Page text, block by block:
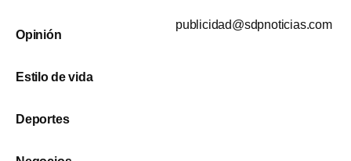
Opinión
Estilo de vida
Deportes
publicidad@sdpnoticias.com